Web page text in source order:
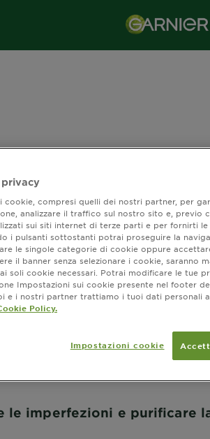
le imperfezioni
le imperfezioni e purificare
privacy
cookie, compresi quelli dei nostri partner, per
analizzare il traffico sul nostro sito e, previo
sui siti internet di terze parti e per fornirti le
i pulsanti sottostanti potrai proseguire la
le singole categorie di cookie oppure
il banner senza selezionare i cookie, saranno
soli cookie necessari. Potrai modificare le tue
Impostazioni sui cookie presente nel footer
e i nostri partner trattiamo i tuoi dati personali
Policy.
Impostazioni cookie